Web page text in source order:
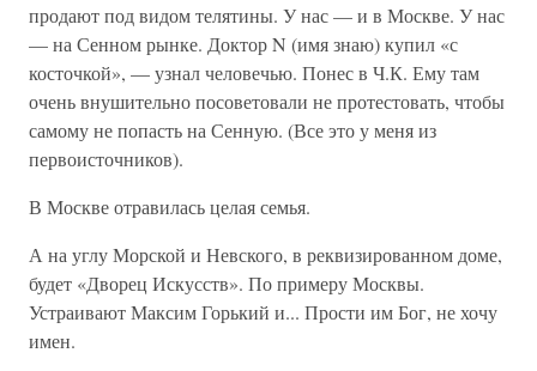
продают под видом телятины. У нас — и в Москве. У нас
— на Сенном рынке. Доктор N (имя знаю) купил «с
косточкой», — узнал человечью. Понес в Ч.К. Ему там
очень внушительно посоветовали не протестовать, чтобы
самому не попасть на Сенную. (Все это у меня из
первоисточников).
В Москве отравилась целая семья.
А на углу Морской и Невского, в реквизированном доме,
будет «Дворец Искусств». По примеру Москвы.
Устраивают Максим Горький и... Прости им Бог, не хочу
имен.